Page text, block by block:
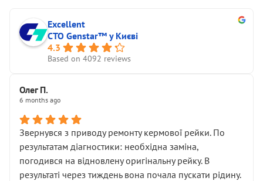
Excellent
СТО Genstar™ у Києві
4.3
Based on 4092 reviews
Олег П.
6 months ago
Звернувся з приводу ремонту кермової рейки. По
результатам діагностики: необхідна заміна,
погодився на відновлену оригінальну рейку. В
результаті через тиждень вона почала пускати рідину.